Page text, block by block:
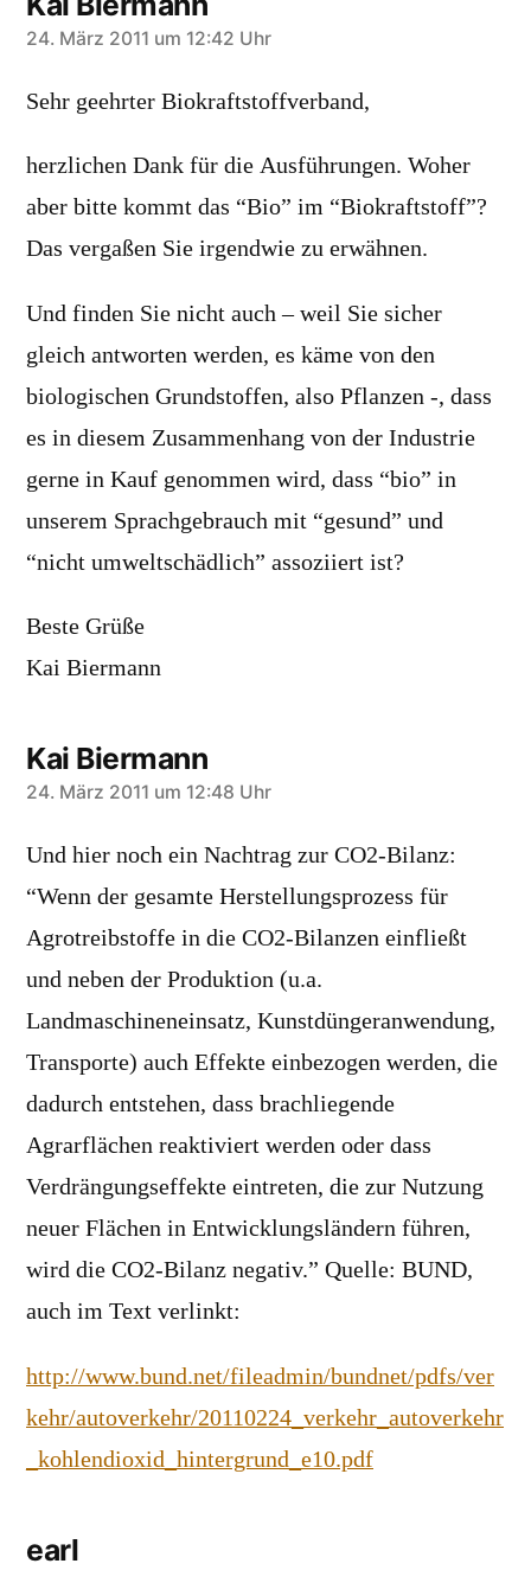
sagt:
24. März 2011 um 12:42 Uhr
Sehr geehrter Biokraftstoffverband,
herzlichen Dank für die Ausführungen. Woher
aber bitte kommt das “Bio” im “Biokraftstoff”?
Das vergaßen Sie irgendwie zu erwähnen.
Und finden Sie nicht auch – weil Sie sicher
gleich antworten werden, es käme von den
biologischen Grundstoffen, also Pflanzen -, dass
es in diesem Zusammenhang von der Industrie
gerne in Kauf genommen wird, dass “bio” in
unserem Sprachgebrauch mit “gesund” und
“nicht umweltschädlich” assoziiert ist?
Beste Grüße
Kai Biermann
Kai Biermann
sagt:
24. März 2011 um 12:48 Uhr
Und hier noch ein Nachtrag zur CO2-Bilanz:
“Wenn der gesamte Herstellungsprozess für
Agrotreibstoffe in die CO2-Bilanzen einfließt
und neben der Produktion (u.a.
Landmaschineneinsatz, Kunstdüngeranwendung,
Transporte) auch Effekte einbezogen werden, die
dadurch entstehen, dass brachliegende
Agrarflächen reaktiviert werden oder dass
Verdrängungseffekte eintreten, die zur Nutzung
neuer Flächen in Entwicklungsländern führen,
wird die CO2-Bilanz negativ.” Quelle: BUND,
auch im Text verlinkt:
http://www.bund.net/fileadmin/bundnet/pdfs/ver
kehr/autoverkehr/20110224_verkehr_autoverkehr
_kohlendioxid_hintergrund_e10.pdf
earl